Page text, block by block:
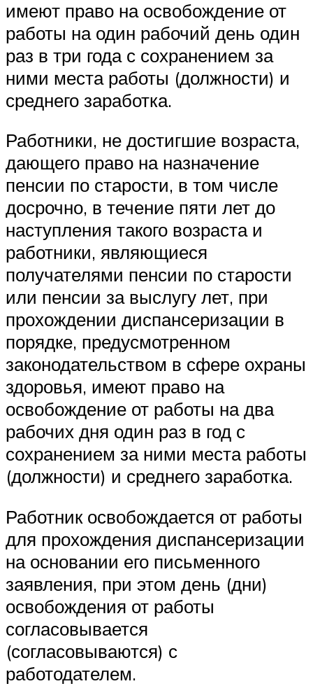
имеют право на освобождение от
работы на один рабочий день один
раз в три года с сохранением за
ними места работы (должности) и
среднего заработка.
Работники, не достигшие возраста,
дающего право на назначение
пенсии по старости, в том числе
досрочно, в течение пяти лет до
наступления такого возраста и
работники, являющиеся
получателями пенсии по старости
или пенсии за выслугу лет, при
прохождении диспансеризации в
порядке, предусмотренном
законодательством в сфере охраны
здоровья, имеют право на
освобождение от работы на два
рабочих дня один раз в год с
сохранением за ними места работы
(должности) и среднего заработка.
Работник освобождается от работы
для прохождения диспансеризации
на основании его письменного
заявления, при этом день (дни)
освобождения от работы
согласовывается
(согласовываются) с
работодателем.